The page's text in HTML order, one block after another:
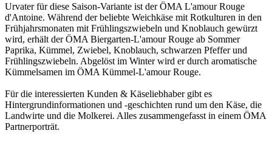
Urvater für diese Saison-Variante ist der ÖMA L'amour Rouge
d'Antoine. Während der beliebte Weichkäse mit Rotkulturen in den
Frühjahrsmonaten mit Frühlingszwiebeln und Knoblauch gewürzt
wird, erhält der ÖMA Biergarten-L'amour Rouge ab Sommer
Paprika, Kümmel, Zwiebel, Knoblauch, schwarzen Pfeffer und
Frühlingszwiebeln. Abgelöst im Winter wird er durch aromatische
Kümmelsamen im ÖMA Kümmel-L'amour Rouge.
Für die interessierten Kunden & Käseliebhaber gibt es
Hintergrundinformationen und -geschichten rund um den Käse, die
Landwirte und die Molkerei. Alles zusammengefasst in einem ÖMA
Partnerporträt.